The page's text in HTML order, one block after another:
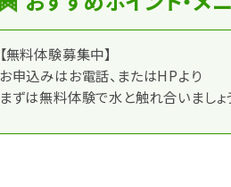
【無料体験募集中】
お申込みはお電話、またはHPより
まずは無料体験で水と触れ合いましょ